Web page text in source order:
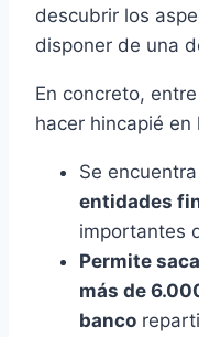
descubrir los
disponer de una
En concreto,
hacer hincapié en
Se encuentra
entidades
importantes
Permite
más de
banco